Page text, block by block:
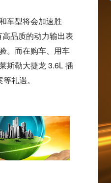
车型将会加速胜
品质的动力输出表
。而在购车、用车
斯勒大捷龙 3.6L 插
礼遇。